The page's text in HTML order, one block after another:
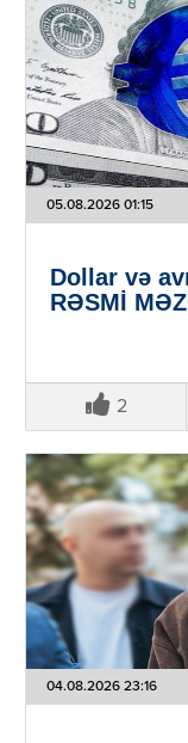
05.08.2026 01:15
Dollar və
RƏSMİ
2
04.08.2026 23:16